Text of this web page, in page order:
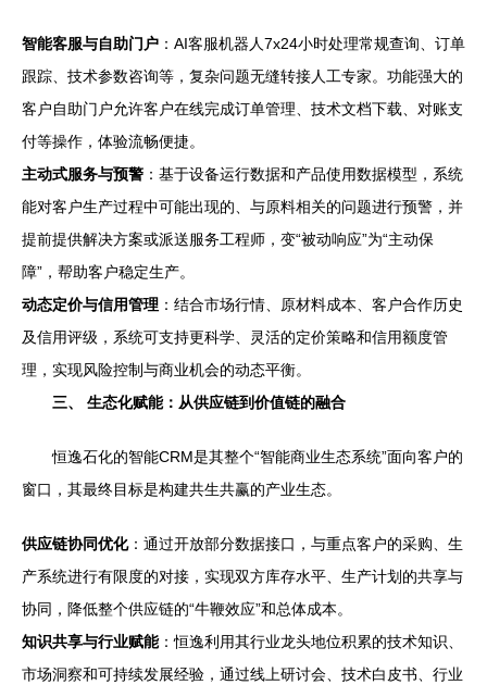
智能客服与自助门户 ：AI客服机器人7x24小时处理常规查询、订单
跟踪、技术参数咨询等，复杂问题无缝转接人工专家。功能强大的
客户自助门户允许客户在线完成订单管理、技术文档下载、对账支
付等操作，体验流畅便捷。
主动式服务与预警 ：基于设备运行数据和产品使用数据模型，系统
能对客户生产过程中可能出现的、与原料相关的问题进行预警，并
提前提供解决方案或派送服务工程师，变“被动响应”为“主动保
障”，帮助客户稳定生产。
动态定价与信用管理 ：结合市场行情、原材料成本、客户合作历史
及信用评级，系统可支持更科学、灵活的定价策略和信用额度管
理，实现风险控制与商业机会的动态平衡。
三、 生态化赋能：从供应链到价值链的融合
恒逸石化的智能CRM是其整个“智能商业生态系统”面向客户的
窗口，其最终目标是构建共生共赢的产业生态。
供应链协同优化：通过开放部分数据接口，与重点客户的采购、生
产系统进行有限度的对接，实现双方库存水平、生产计划的共享与
协同，降低整个供应链的“牛鞭效应”和总体成本。
知识共享与行业赋能：恒逸利用其行业龙头地位积累的技术知识、
市场洞察和可持续发展经验，通过线上研讨会、技术白皮书、行业